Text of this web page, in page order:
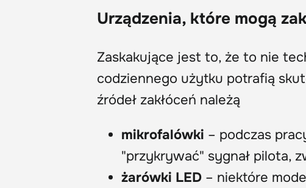
Urządzenia, które mogą
Zaskakujące jest to, że to nie
codziennego użytku potrafią
źródeł zakłóceń należą
mikrofalówki – podczas
"przykrywać" sygnał pilota,
żarówki LED – niektóre